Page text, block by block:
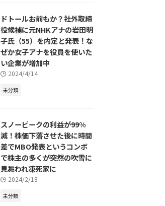
ドトールお前もか？社外取締
役候補に元NHKアナの岩田明
子氏（55）を内定と発表！な
ぜか女子アナを役員を使いた
い企業が増加中
2024/4/14
未分類
スノーピークの利益が99%
減！株価下落させた後に時間
差でMBO発表というコンボ
で株主の多くが突然の吹雪に
見舞われ凍死家に
2024/2/18
未分類